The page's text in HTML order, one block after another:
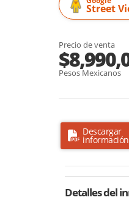
Street
Precio de venta
Pesos Mexicanos
Descargar
información
Detalles del